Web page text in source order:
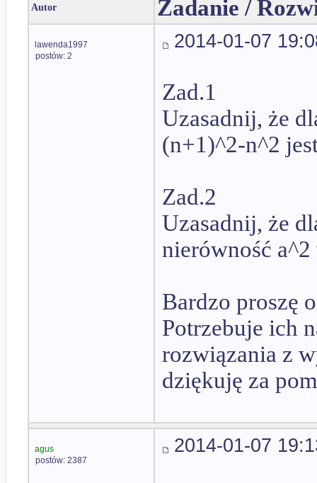
Autor Zadanie /
lawenda1997
postów: 2
2014-01-07
Zad.1
Uzasadnij, że
(n+1)^2-n^2
Zad.2
Uzasadnij, że
nierówność
Bardzo proszę
Potrzebuje ich
rozwiązania z
dziękuję za
agus
postów: 2387
2014-01-07